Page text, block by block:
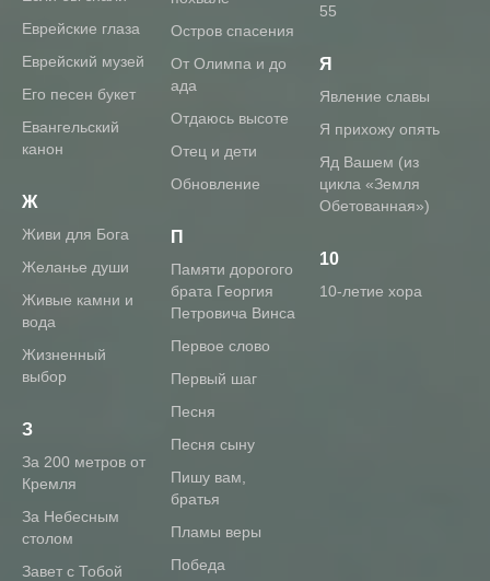
Еврейские глаза
Еврейский музей
Его песен букет
Евангельский
канон
Ж
живи для Бога
Желанье души
Живые камни и
вода
Жизненный
выбор
З
За 200 метров от
Кремля
За Небесным
столом
Завет с Тобой
Остров спасения
От Олимпа и до
ада
Отдаюсь высоте
Отец и дети
Обновление
П
памяти дорогого
брата Георгия
Петровича Винса
первое слово
первый шаг
песня
песня сыну
пишу вам,
братья
пламы веры
победа
55
Я
явление славы
Я прихожу опять
Яд Вашем (из
цикла «Земля
Обетованная»)
10
10-летие хора